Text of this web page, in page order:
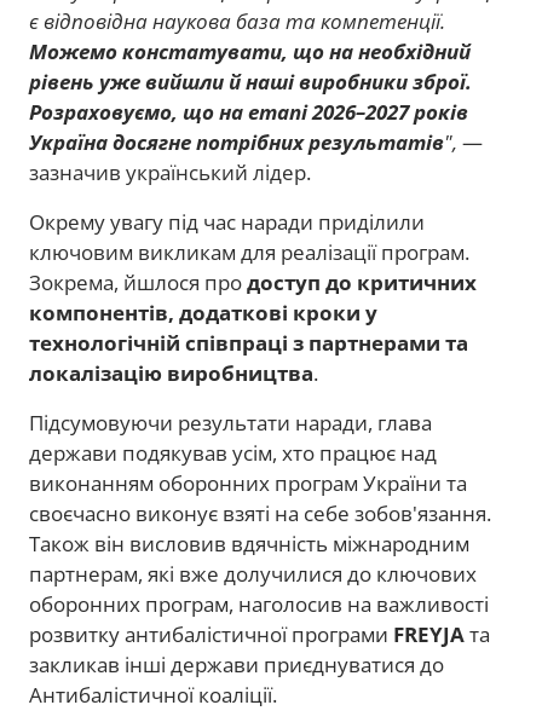
є відповідна наукова база та компетенції.
Можемо констатувати, що на необхідний
рівень уже вийшли й наші виробники зброї.
Розраховуємо, що на етапі 2026–2027 років
Україна досягне потрібних результатів", —
зазначив український лідер.
Окрему увагу під час наради приділили
ключовим викликам для реалізації програм.
Зокрема, йшлося продоступ до критичних
компонентів, додаткові кроки у
технологічній співпраці з партнерами та
локалізацію виробництва.
Підсумовуючи результати наради, глава
держави подякував усім, хто працює над
виконанням оборонних програм України та
своєчасно виконує взяті на себе зобов'язання.
Також він висловив вдячність міжнародним
партнерам, які вже долучилися до ключових
оборонних програм, наголосив на важливості
розвитку антибалістичної програми FREYJAта
закликав інші держави приєднуватися до
Антибалістичної коаліції.